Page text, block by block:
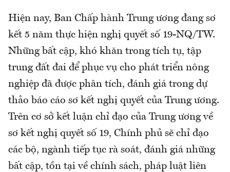
Hiện nay, Ban Chấp hành Trung ương đang sơ
kết 5 năm thực hiện nghị quyết số 19-NQ/TW.
Những bất cập, khó khăn trong tích tụ, tập
trung đất đai để phục vụ cho phát triển nông
nghiệp đã được phân tích, đánh giá trong dự
thảo báo cáo sơ kết nghị quyết của Trung ương.
Trên cơ sở kết luận chỉ đạo của Trung ương về
sơ kết nghị quyết số 19, Chính phủ sẽ chỉ đạo
các bộ, ngành tiếp tục rà soát, đánh giá những
bất cập, tồn tại về chính sách, pháp luật liên